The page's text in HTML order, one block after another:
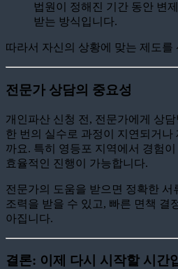
법원이 정해진 기간 동안 변
받는 방식입니다.
따라서 자신의 상황에 맞는 제도를
전문가 상담의 중요성
개인파산 신청 전, 전문가에게 상
한 번의 실수로 과정이 지연되거나
까요. 특히 영등포 지역에서 경험
효율적인 진행이 가능합니다.
전문가의 도움을 받으면 정확한
조력을 받을 수 있고, 빠른 면책 결
아집니다.
결론: 이제 다시 시작할 시간